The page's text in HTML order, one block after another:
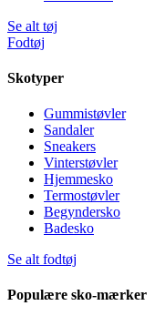
Se alt tøj
Fodtøj
Skotyper
Gummistøvler
Sandaler
Sneakers
Vinterstøvler
Hjemmesko
Termostøvler
Begyndersko
Badesko
Se alt fodtøj
Populære sko-mærker